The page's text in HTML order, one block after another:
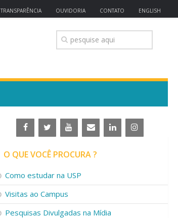
TRANSPARÊNCIA OUVIDORIA CONTATO ENGLISH
O QUE VOCÊ PROCURA ?
Como estudar na USP
Visitas ao Campus
Pesquisas Divulgadas na Mídia